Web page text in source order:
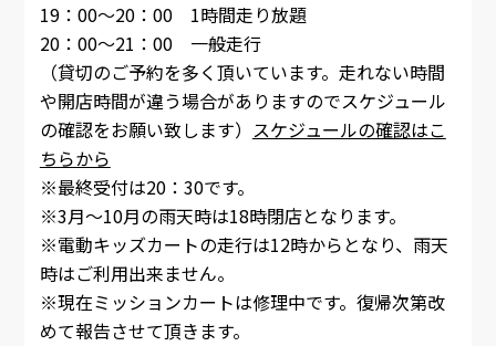
19：00～20：00 1時間走り放題
20：00～21：00 一般走行
（貸切のご予約を多く頂いています。走れない時間
や開店時間が違う場合がありますのでスケジュール
の確認をお願い致します） スケジュールの確認はこ
ちらから
※最終受付は20：30です。
※3月～10月の雨天時は18時閉店となります。
※電動キッズカートの走行は12時からとなり、雨天
時はご利用出来ません。
※現在ミッションカートは修理中です。復帰次第改
めて報告させて頂きます。